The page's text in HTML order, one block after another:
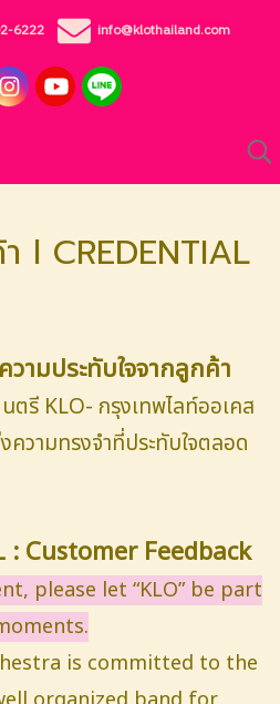
6222 info@klothailand.com
l CREDENTIAL
ามประทับใจจากลูกค้า
รี KLO- กรุงเทพไลท์ออเคส
วามทรงจำที่ประทับใจตลอด
: Customer Feedback
please let “KLO” be part
is committed to the